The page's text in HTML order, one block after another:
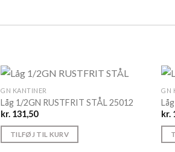
GN KANTINER
Låg 1/2GN RUSTFRIT STÅL 25012
kr. 131,50
TILFØJ TIL KURV
GN
kr.